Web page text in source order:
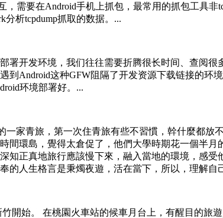
需要在Android手机上抓包，最常用的抓包工具非
分析tcpdump抓取的数据。...
署开发环境，我们往往需要折腾很长时间、查阅
Android这种GFW阻隔了开发资源下载链接的环
环境部署好。...
家青旅，第一次住青旅有些不習慣，幹什麼都放
環島，覺得太倉促了，他們大學時期花一個半月
正真地旅行應該慢下來，融入當地的環境，感
的人生格言是秉燭夜遊，活在當下，所以，理解自
開始。 在桃園火車站的候車月台上，有醒目的旅